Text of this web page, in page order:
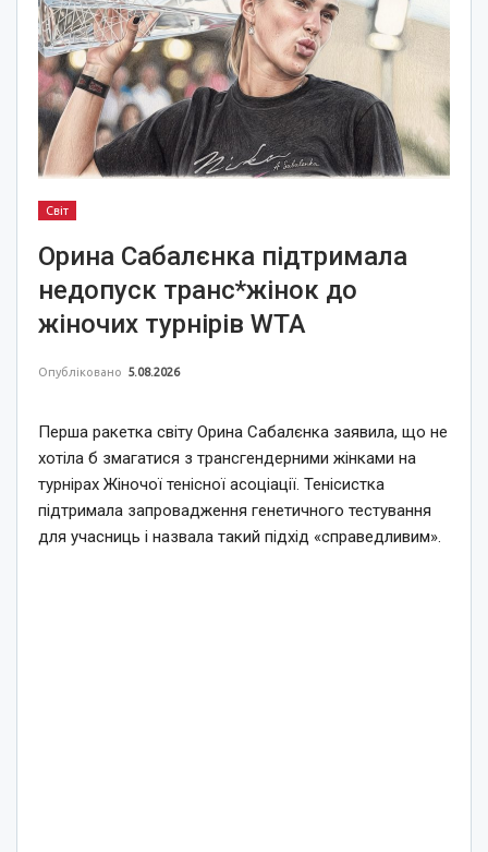
Світ
Орина Сабалєнка підтримала
недопуск транс*жінок до
жіночих турнірів WTA
Опубліковано 5.08.2026
Перша ракетка світу Орина Сабалєнка заявила, що не
хотіла б змагатися з трансгендерними жінками на
турнірах Жіночої тенісної асоціації. Тенісистка
підтримала запровадження генетичного тестування
для учасниць і назвала такий підхід «справедливим».